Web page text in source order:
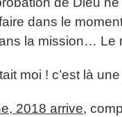
dans le
la mission… Le
moi ! c’est là
2018 arrive,